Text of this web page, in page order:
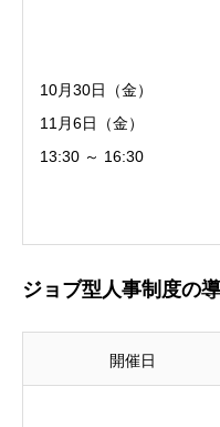
10月30日（金）
11月6日（金）
13:30 ～ 16:30
ジョブ型人事制度の
開催日